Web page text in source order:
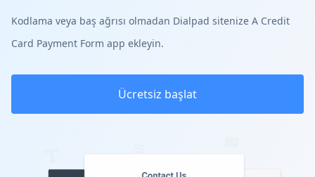
Kodlama veya baş ağrısı olmadan Dialpad sitenize A Credit
Card Payment Form app ekleyin.
Ücretsiz başlat